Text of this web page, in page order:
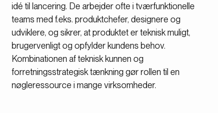
idé til lancering. De arbejder ofte i tværfunktionelle
teams med f.eks. produktchefer, designere og
udviklere, og sikrer, at produktet er teknisk muligt,
brugervenligt og opfylder kundens behov.
Kombinationen af teknisk kunnen og
forretningsstrategisk tænkning gør rollen til en
nøgleressource i mange virksomheder.